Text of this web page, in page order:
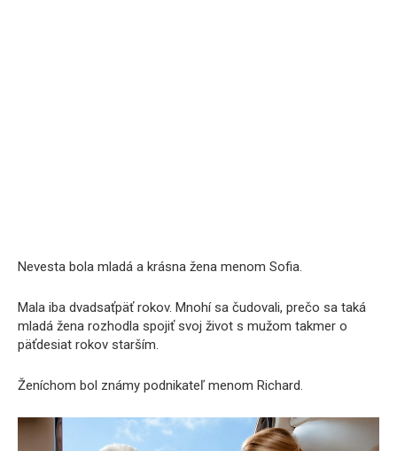
Nevesta bola mladá a krásna žena menom Sofia.
Mala iba dvadsaťpäť rokov. Mnohí sa čudovali, prečo sa taká
mladá žena rozhodla spojiť svoj život s mužom takmer o
päťdesiat rokov starším.
Ženíchom bol známy podnikateľ menom Richard.